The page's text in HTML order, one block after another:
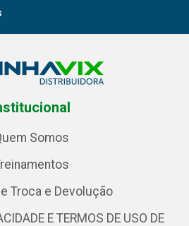
Somos
Troca e Devolução
E TERMOS DE USO DE